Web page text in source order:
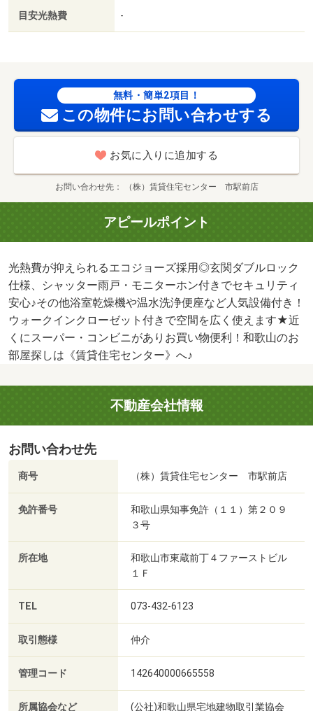
目安光熱費 -
無料・簡単2項目！
この物件にお問い合わせする
お気に入りに追加する
お問い合わせ先 （株）賃貸住宅センター 市駅前店
アピールポイント
光熱費が抑えられるエコジョーズ採用◎玄関ダブルロック
仕様、シャッター雨戸・モニターホン付きでセキュリティ
安心♪その他浴室乾燥機や温水洗浄便座など人気設備付き！
ウォークインクローゼット付きで空間を広く使えます★近
くにスーパー・コンビニがありお買い物便利！和歌山のお
部屋探しは《賃貸住宅センター》へ♪
不動産会社情報
お問い合わせ先
商号 （株）賃貸住宅センター 市駅前店
免許番号
和歌山県知事免許（１１）第２０９
３号
所在地
和歌山市東蔵前丁４ファーストビル
１Ｆ
TEL 073-432-6123
取引態様 仲介
管理コード 142640000665558
所属協会など
(公社)和歌山県宅地建物取引業協会